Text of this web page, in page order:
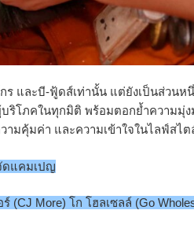
ร และบี-ฟู้ดส์เท่านั้น แต่ยังเป็นส่วนห
ริโภคในทุกมิติ พร้อมตอกย้ำความมุ่ง
มคุ้มค่า และความเข้าใจในไลฟ์สไ
ดแคมเปญ
More) โก โฮลเซลล์ (Go